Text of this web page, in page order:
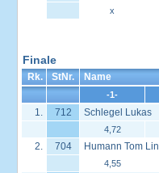
x
Finale
Rk. StNr. Name
-1-
1. 712 Schlegel Lukas
4,72
2. 704 Humann Tom
4,55